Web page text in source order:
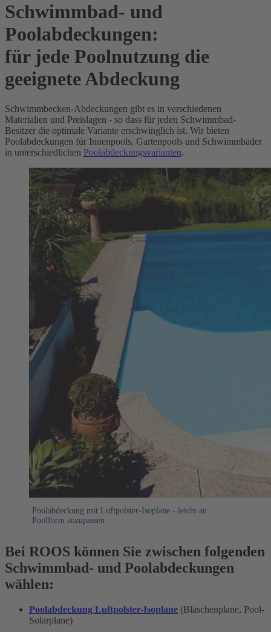
Schwimmbad- und
Poolabdeckungen:
für jede Poolnutzung die
geeignete Abdeckung
Schwimmbecken-Abdeckungen gibt es in verschiedenen
Materialien und Preislagen - so dass für jeden Schwimmbad-
Besitzer die optimale Variante erschwinglich ist. Wir bieten
Poolabdeckungen für Innenpools, Gartenpools und Schwimmbäder
in unterschiedlichen Poolabdeckungsvarianten.
Poolabdeckung mit Luftpolster-Isoplane - leicht an
Poolform anzupassen
Bei ROOS können Sie zwischen folgenden
Schwimmbad- und Poolabdeckungen
wählen:
Poolabdeckung Luftpolster-Isoplane (Bläschenplane, Pool-
Solarplane)